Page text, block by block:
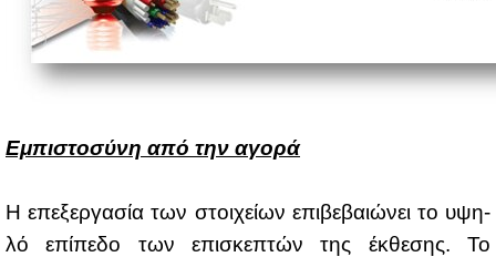
Εμπι­στο­σύ­νη από την αγο­ρά
Η επε­ξερ­γα­σία των στοι­χεί­ων επι­βε­βαιώ­νει το υψη­
λό επί­πε­δο των επι­σκε­πτών της έκ­θε­σης. Το